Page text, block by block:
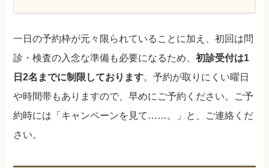
一日の予約枠が元々限られていることに加え、初回は問
診・検査の入念な準備も必要になるため、初診受付は1
日2名までに制限しております。予約が取りにくい曜日
や時間帯もありますので、早めにご予約ください。ご予
約時には「キャンペーンを見て……。」と、ご連絡くだ
さい。